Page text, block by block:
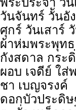
วันจันทร์ วัันอั
ศุกร์ วันเสาร์
ผ้าห่มพระพุทธ
กังสดาล กระ
ผอบ เจดีย์ ใส่
ชา เบญจรงค์
ดอกบัวประดิ